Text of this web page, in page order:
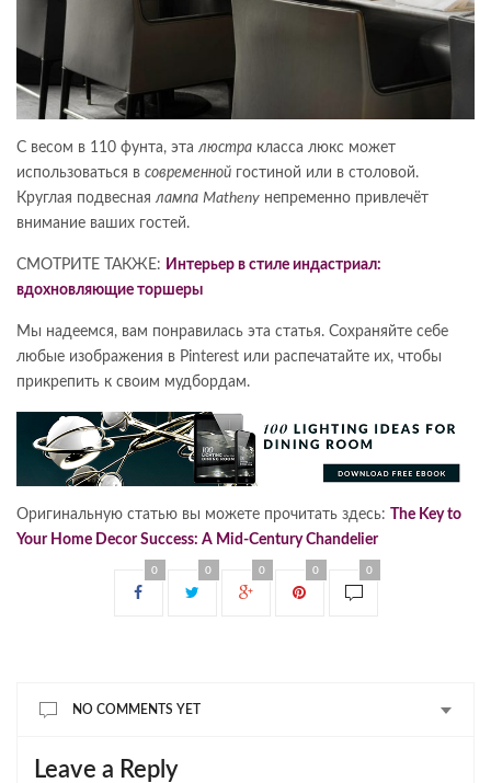
С весом в 110 фунта, эта люстра класса люкс может
использоваться в современной гостиной или в столовой.
Круглая подвесная лампа Matheny непременно привлечёт
внимание ваших гостей.
СМОТРИТЕ ТАКЖЕ: Интерьер в стиле индастриал:
вдохновляющие торшеры
Мы надеемся, вам понравилась эта статья. Сохраняйте себе
любые изображения в Pinterest или распечатайте их, чтобы
прикрепить к своим мудбордам.
Оригинальную статью вы можете прочитать здесь: The Key to
Your Home Decor Success: A Mid-Century Chandelier
0 0 0 0 0
NO COMMENTS YET
Leave a Reply